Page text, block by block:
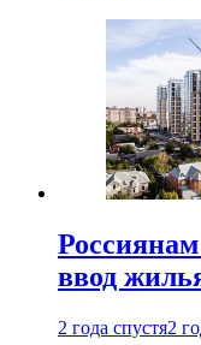
ввод
2 года спустя2